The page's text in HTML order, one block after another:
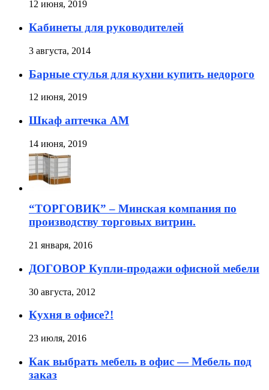
12 июня, 2019
Кабинеты для руководителей
3 августа, 2014
Барные стулья для кухни купить недорого
12 июня, 2019
Шкаф аптечка АМ
14 июня, 2019
“ТОРГОВИК” – Минская компания по
производству торговых витрин.
21 января, 2016
ДОГОВОР Купли-продажи офисной мебели
30 августа, 2012
Кухня в офисе?!
23 июля, 2016
Как выбрать мебель в офис — Мебель под
заказ